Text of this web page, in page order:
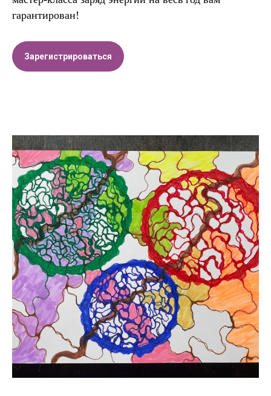
гарантирован!
Зарегистрироваться